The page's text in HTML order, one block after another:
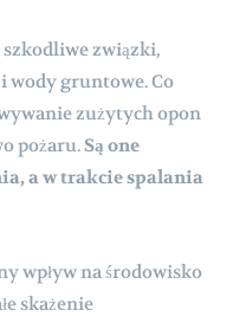
związki,
wody gruntowe. Co
zużytych opon
pożaru.Są one
a w trakcie spalania
wpływ na środowisko
skażenie